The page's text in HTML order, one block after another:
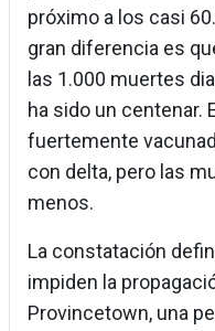
próximo a los casi
gran diferencia es
las 1.000 muertes
ha sido un centenar.
fuertemente
con delta, pero las
menos.
La constatación
impiden la
Provincetown, una